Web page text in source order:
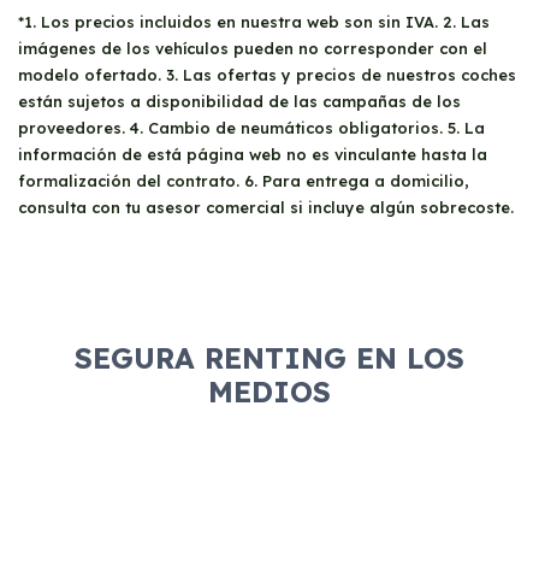
*1. Los precios incluidos en nuestra web son sin IVA. 2. Las
imágenes de los vehículos pueden no corresponder con el
modelo ofertado. 3. Las ofertas y precios de nuestros coches
están sujetos a disponibilidad de las campañas de los
proveedores. 4. Cambio de neumáticos obligatorios. 5. La
información de está página web no es vinculante hasta la
formalización del contrato. 6. Para entrega a domicilio,
consulta con tu asesor comercial si incluye algún sobrecoste.
SEGURA RENTING EN LOS
MEDIOS